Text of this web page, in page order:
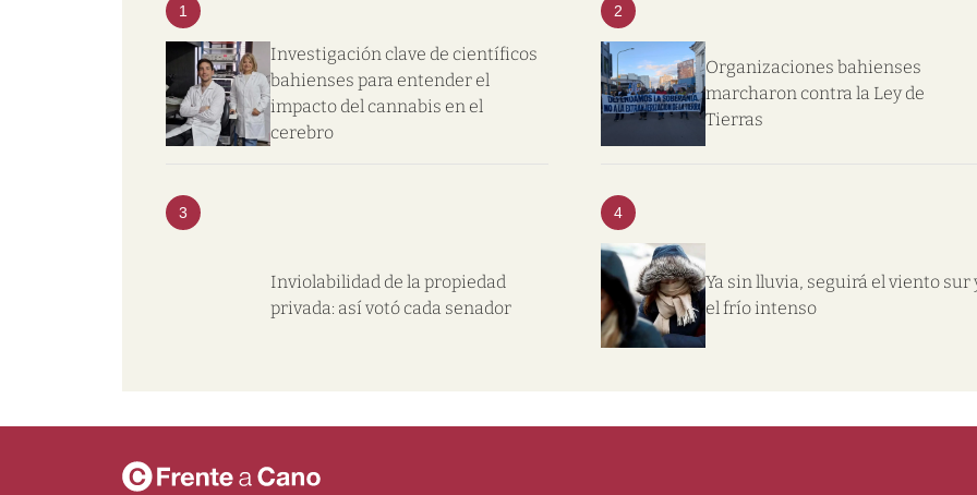
1
Investigación clave de científicos
bahienses para entender el
impacto del cannabis en el
cerebro
2
Organizaciones bahienses
marcharon contra la Ley de
Tierras
3
Inviolabilidad de la propiedad
privada: así votó cada senador
4
Ya sin lluvia, seguirá el viento sur
el frío intenso